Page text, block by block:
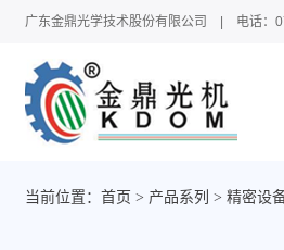
广东金鼎光学技术股份有限公司 | 电话：
当前位置： 首页 产品系列 精密设